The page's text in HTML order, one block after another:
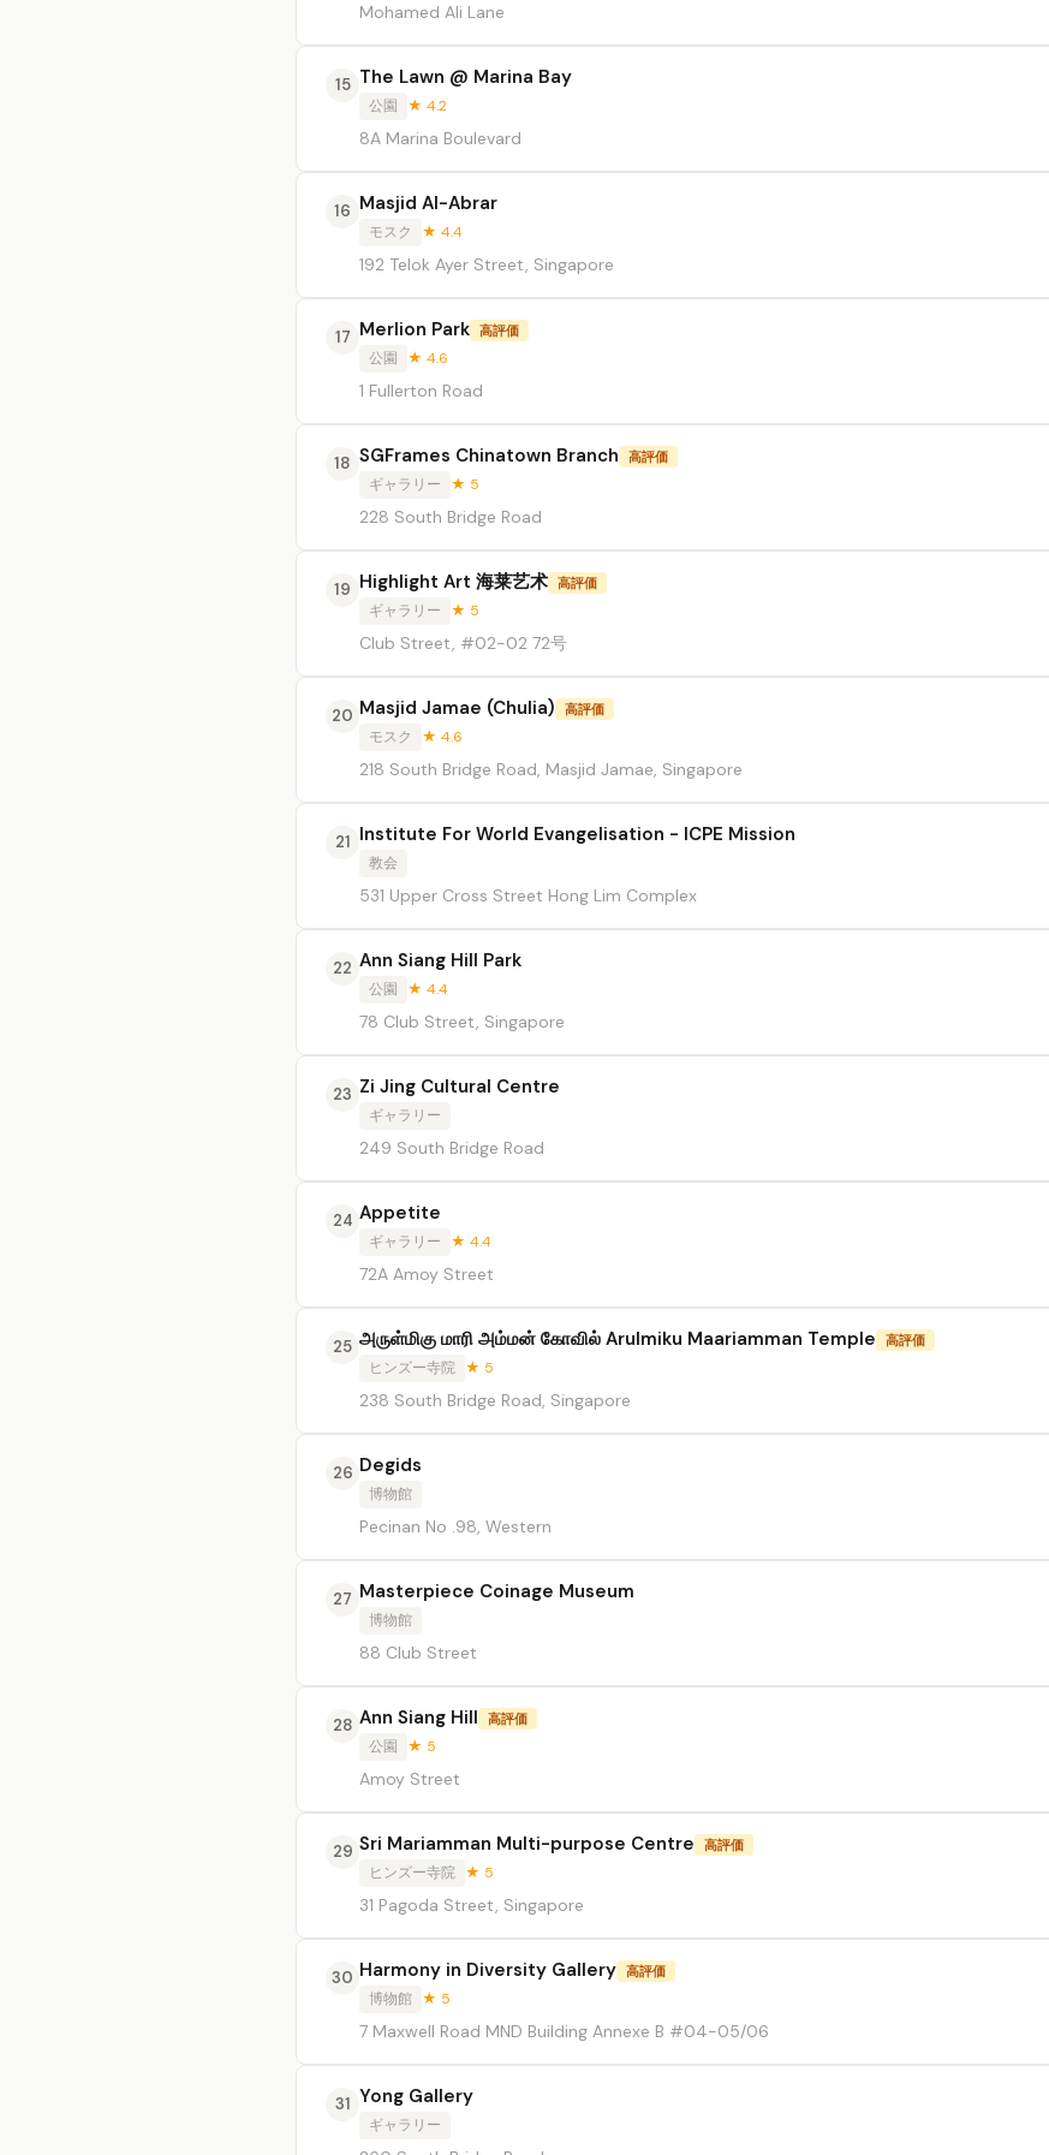
Mohamed Ali Lane
15 The Lawn @ Marina Bay
公園 ★ 4.2
8A Marina Boulevard
16 Masjid Al-Abrar
モスク ★ 4.4
192 Telok Ayer Street, Singapore
17 Merlion Park 高評価
公園 ★ 4.6
1 Fullerton Road
18 SGFrames Chinatown Branch 高評価
ギャラリー ★ 5
228 South Bridge Road
19 Highlight Art 海莱艺术 高評価
ギャラリー ★ 5
Club Street, #02-02 72号
20 Masjid Jamae (Chulia) 高評価
モスク ★ 4.6
218 South Bridge Road, Masjid Jamae, Singapore
21 Institute For World Evangelisation - ICPE Mission
教会
531 Upper Cross Street Hong Lim Complex
22 Ann Siang Hill Park
公園 ★ 4.4
78 Club Street, Singapore
23 Zi Jing Cultural Centre
ギャラリー
249 South Bridge Road
24 Appetite
ギャラリー ★ 4.4
72A Amoy Street
25 அருள்மிகு மாரி அம்மன் கோவில் Arulmiku Maariamman Temple 高評価
ヒンズー寺院 ★ 5
238 South Bridge Road, Singapore
26 Degids
博物館
Pecinan No .98, Western
27 Masterpiece Coinage Museum
博物館
88 Club Street
28 Ann Siang Hill 高評価
公園 ★ 5
Amoy Street
29 Sri Mariamman Multi-purpose Centre 高評価
ヒンズー寺院 ★ 5
31 Pagoda Street, Singapore
30 Harmony in Diversity Gallery 高評価
博物館 ★ 5
7 Maxwell Road MND Building Annexe B #04-05/06
31 Yong Gallery
ギャラリー